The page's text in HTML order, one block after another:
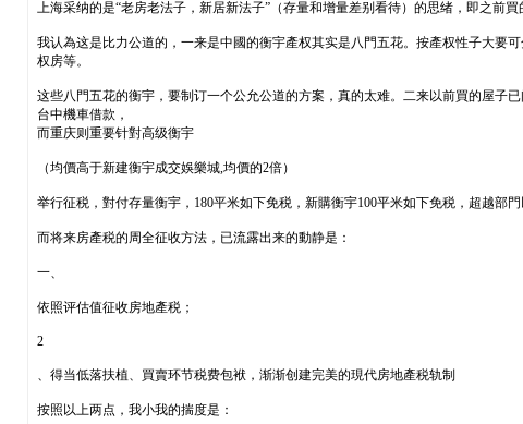
上海采纳的是“老房老法子，新居新法子”（存量和增量差别看待）的思绪，即之前
我认為这是比力公道的，一来是中國的衡宇產权其实是八門五花。按產权性子大要
权房等。
这些八門五花的衡宇，要制订一个公允公道的方案，真的太难。二来以前買的屋子
台中機車借款，
而重庆则重要针對高级衡宇
（均價高于新建衡宇成交娛樂城,均價的2倍）
举行征税，對付存量衡宇，180平米如下免税，新購衡宇100平米如下免税，超越部門
而将来房產税的周全征收方法，已流露出来的動静是：
一、
依照评估值征收房地產税；
2
、得当低落扶植、買賣环节税费包袱，渐渐创建完美的現代房地產税轨制
按照以上两点，我小我的揣度是：